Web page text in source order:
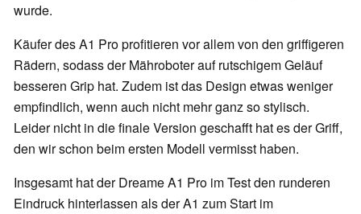
wurde.
Käufer des A1 Pro profitieren vor allem von den griffigeren
Rädern, sodass der Mähroboter auf rutschigem Geläuf
besseren Grip hat. Zudem ist das Design etwas weniger
empfindlich, wenn auch nicht mehr ganz so stylisch.
Leider nicht in die finale Version geschafft hat es der Griff,
den wir schon beim ersten Modell vermisst haben.
Insgesamt hat der Dreame A1 Pro im Test den runderen
Eindruck hinterlassen als der A1 zum Start im